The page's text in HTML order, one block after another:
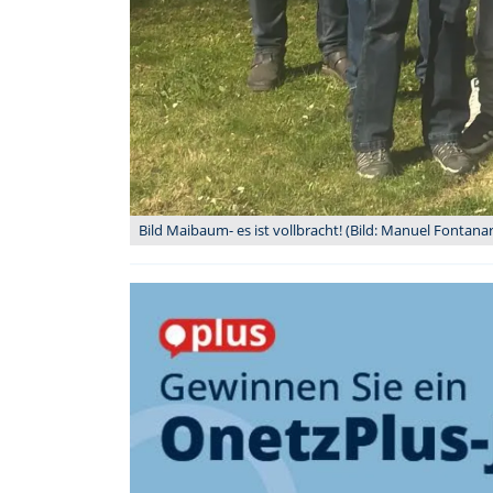
Bild Maibaum- es ist vollbracht! (Bild: Manuel